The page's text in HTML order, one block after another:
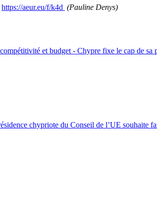
https://aeur.eu/f/k4d (Pauline Denys)
et budget - Chypre fixe le cap de sa
chypriote du Conseil de l’UE souhaite